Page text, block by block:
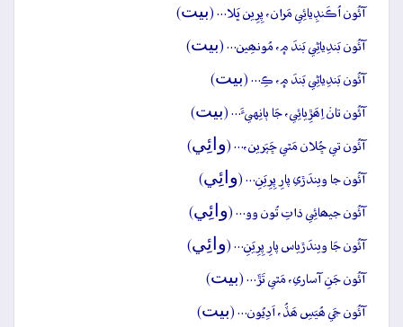
آئُون اُڪَنڊِيائِي مَران، پِرِين ڀَلا… (بيت)
آئُون بَندِياڻِي بَندَ ۾، مُونھِين… (بيت)
آئُون بَندِياڻِي بَندَ ۾، ڪِ… (بيت)
آئُون تانۡ اِھَڙِيائِي، جَا ٻانِهيءَ… (بيت)
آئُون تي ڇُلان مَٿي ڇَپَرين،… (وائِي)
آئُون جا ويندَڙي پارِ پِرِيَنِ… (وائِي)
آئُون جيھائِي ذاتِ تُون وو… (وائِي)
آئُون جَا ويندَڙياس پارِ پِرِيَنِ… (وائِي)
آئُون جَنِ آساري، مَٿي تَڙَ… (بيت)
آئُون جَي ھُيَسِ ھَڏُ، اَدِيُون… (بيت)